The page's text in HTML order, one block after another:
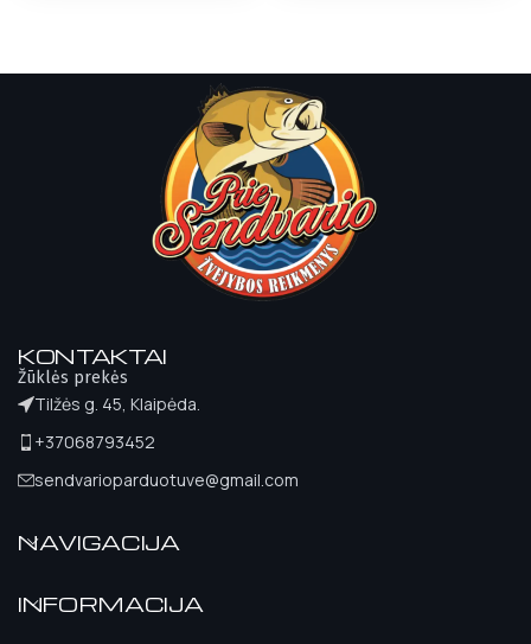
KONTAKTAI
Žūklės prekės
Tilžės g. 45, Klaipėda.
+37068793452
sendvarioparduotuve@gmail.com
NAVIGACIJA
INFORMACIJA